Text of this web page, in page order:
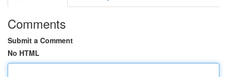
Comments
Submit a Comment
No HTML